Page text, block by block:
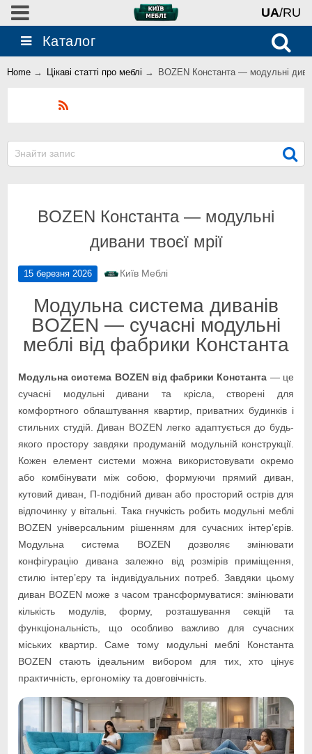
UA/RU
Каталог
Home → Цікаві статті про меблі → BOZEN Константа — модульні
BOZEN Константа — модульні
дивани твоєї мрії
15 березня 2026 Київ Меблі
Модульна система диванів
BOZEN — сучасні модульні
меблі від фабрики Константа
Модульна система BOZEN від фабрики Константа — це
сучасні модульні дивани та крісла, створені для
комфортного облаштування квартир, приватних будинків і
стильних студій. Диван BOZEN легко адаптується до будь-
якого простору завдяки продуманій модульній конструкції.
Кожен елемент системи можна використовувати окремо
або комбінувати між собою, формуючи прямий диван,
кутовий диван, П-подібний диван або просторий острів для
відпочинку у вітальні. Така гнучкість робить модульні меблі
BOZEN універсальним рішенням для сучасних інтер’єрів.
Модульна система BOZEN дозволяє змінювати
конфігурацію дивана залежно від розмірів приміщення,
стилю інтер’єру та індивідуальних потреб. Завдяки цьому
диван BOZEN може з часом трансформуватися: змінювати
кількість модулів, форму, розташування секцій та
функціональність, що особливо важливо для сучасних
міських квартир. Саме тому модульні меблі Константа
BOZEN стають ідеальним вибором для тих, хто цінує
практичність, ергономіку та довговічність.